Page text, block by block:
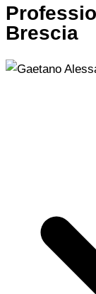
Brescia